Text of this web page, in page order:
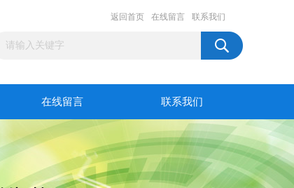
返回首页 在线留言 联系我们
在线留言 联系我们